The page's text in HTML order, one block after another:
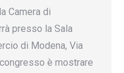
Camera di
presso la Sala
di Modena, Via
è mostrare